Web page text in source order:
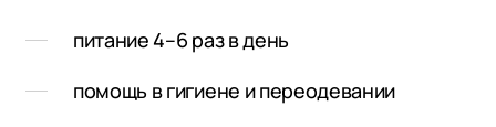
пожилых,
питание 4–6 раз в день
помощь в гигиене и переодевании